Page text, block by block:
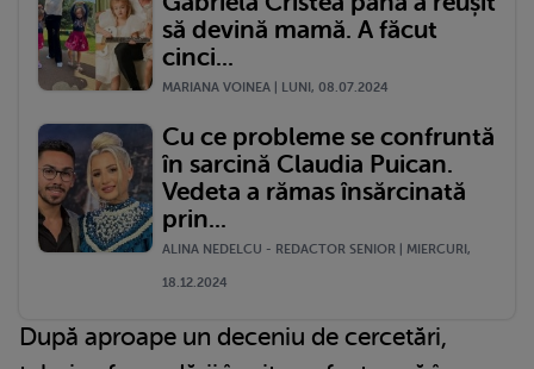
să devină mamă. A făcut
cinci...
MARIANA VOINEA | LUNI, 08.07.2024
Cu ce probleme se confruntă
în sarcină Claudia Puican.
Vedeta a rămas însărcinată
prin...
ALINA NEDELCU - REDACTOR SENIOR | MIERCURI,
18.12.2024
După aproape un deceniu de cercetări,